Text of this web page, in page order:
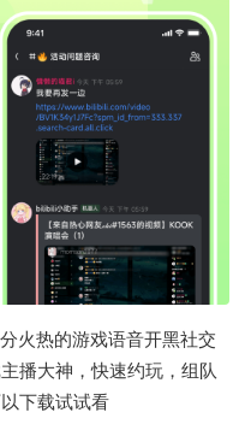
火热的游戏语音开黑社交
播大神，快速约玩，组队
下载试试看